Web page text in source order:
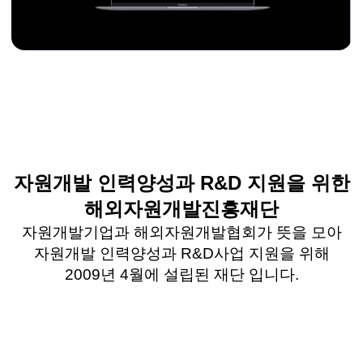
자원개발 인력양성과 R&D 지원을 위한
해외자원개발진흥재단
자원개발기업과 해외자원개발협회가 뜻을 모아
자원개발 인력양성과 R&D사업 지원을 위해
2009년 4월에 설립된 재단 입니다.